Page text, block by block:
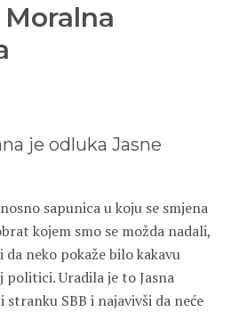
je odluka Jasne
sapunica u koju se smjena
kojem smo se možda nadali,
da neko pokaže bilo kakavu
politici. Uradila je to Jasna
SBB i najavivši da neće